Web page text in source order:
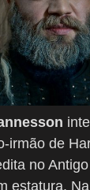
irmão de
no
estatura.